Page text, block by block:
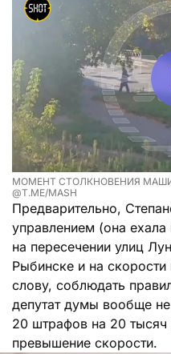
МОМЕНТ СТОЛКНОВЕНИЯ
@T.ME/MASH
Предварительно,
управлением (она
на пересечении улиц
Рыбинске и на
слову, соблюдать
депутат думы вообще
20 штрафов на 20 тысяч
превышение скорости.